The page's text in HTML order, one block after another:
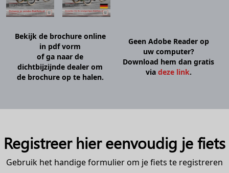
Bekijk de brochure online
in pdf vorm
of ga naar de
dichtbijzijnde dealer om
de brochure op te halen.
Geen Adobe Reader op
uw computer?
Download hem dan gratis
via deze link.
Registreer hier eenvoudig je fiets
Gebruik het handige formulier om je fiets te registreren